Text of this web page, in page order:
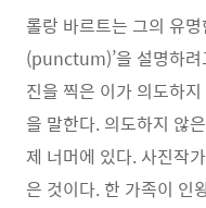
롤랑 바르트는 그의 유
(punctum)’을 설명하려
진을 찍은 이가 의도하
을 말한다. 의도하지 않
제 너머에 있다. 사진작
은 것이다. 한 가족이 인